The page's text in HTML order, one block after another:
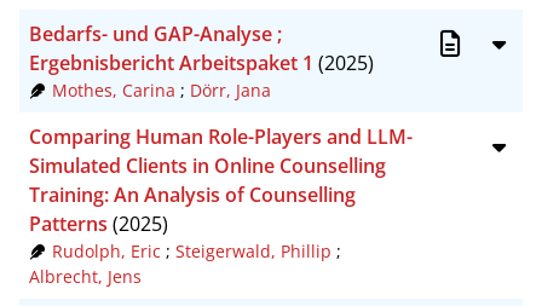
Bedarfs- und GAP-Analyse ;
Ergebnisbericht Arbeitspaket 1 (2025)
Mothes, Carina ; Dörr, Jana
Comparing Human Role-Players and LLM-
Simulated Clients in Online Counselling
Training: An Analysis of Counselling
Patterns (2025)
Rudolph, Eric ; Steigerwald, Phillip ;
Albrecht, Jens